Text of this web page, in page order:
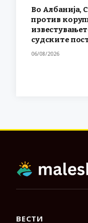
Во Албанија,
против
судските
06/08/2026
ВЕСТИ